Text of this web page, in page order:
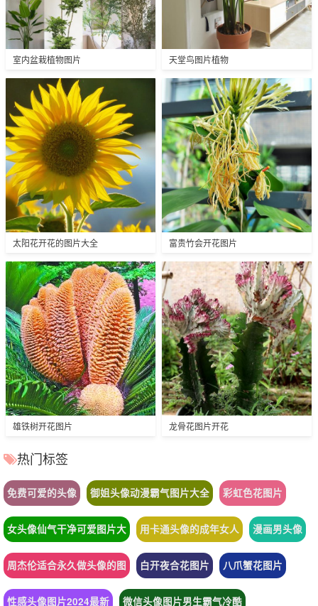
室内盆栽植物图片 天堂鸟图片植物
太阳花开花的图片大全 富贵竹会开花图片
雄铁树开花图片 龙骨花图片开花
热门标签
免费可爱的头像 御姐头像动漫霸气图片大全 彩虹色花图片
女头像仙气干净可爱图片大 用卡通头像的成年女人 漫画男头像
周杰伦适合永久做头像的图 白开夜合花图片 八爪蟹花图片
性感头像图片2024最新 微信头像图片男生霸气冷酷